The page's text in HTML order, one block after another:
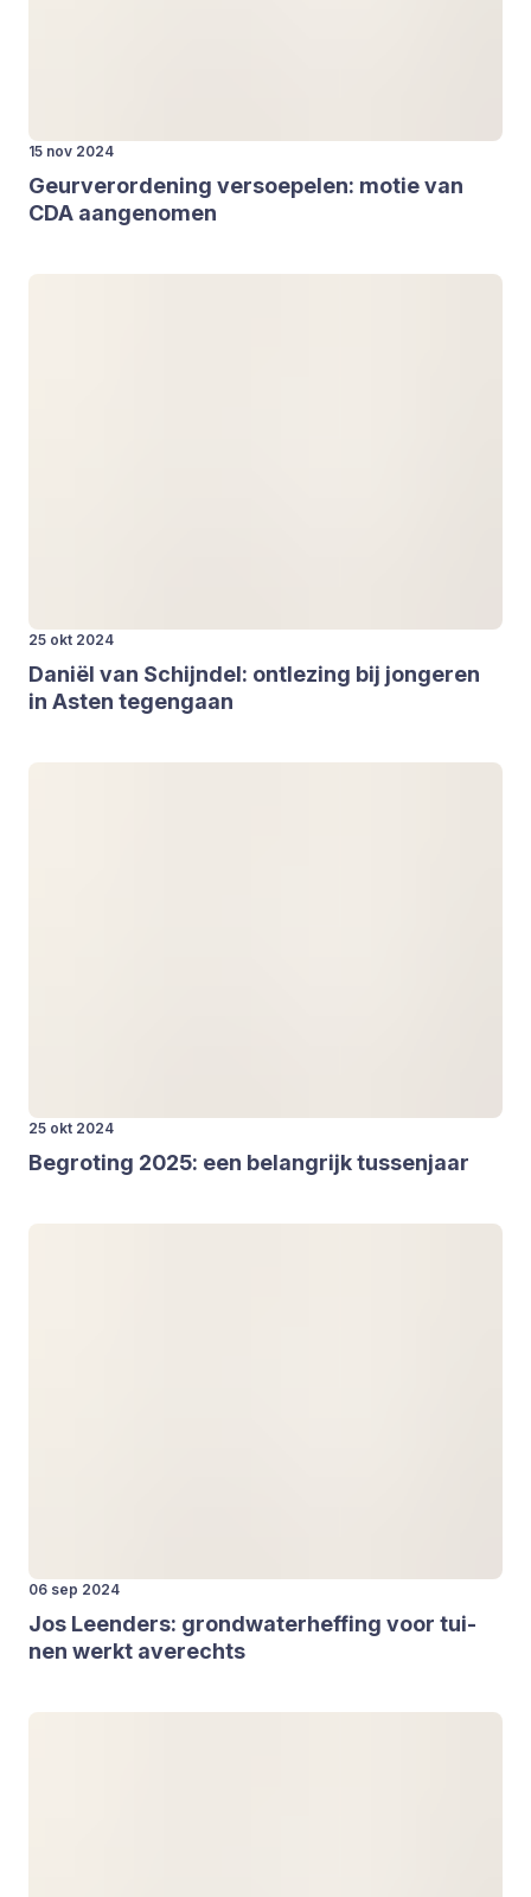
15 nov 2024
Geur­ver­or­de­ning ver­soe­pe­len: motie van
CDA aan­ge­no­men
25 okt 2024
Dani­ël van Schijn­del: ont­le­zing bij jon­ge­ren
in Asten tegen­gaan
25 okt 2024
Begro­ting 2025: een belang­rijk tus­sen­jaar
06 sep 2024
Jos Leen­ders: grond­wa­ter­hef­fing voor tui­
nen werkt ave­rechts